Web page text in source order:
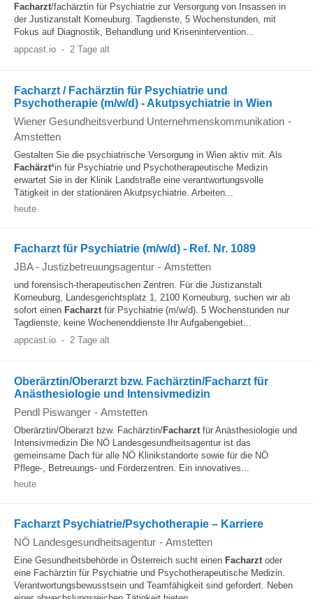
Facharzt/fachärztin für Psychiatrie zur Versorgung von Insassen in
der Justizanstalt Korneuburg. Tagdienste, 5 Wochenstunden, mit
Fokus auf Diagnostik, Behandlung und Krisenintervention...
appcast.io - 2 Tage alt
Facharzt / Fachärztin für Psychiatrie und
Psychotherapie (m/w/d) - Akutpsychiatrie in Wien
Wiener Gesundheitsverbund Unternehmenskommunikation -
Amstetten
Gestalten Sie die psychiatrische Versorgung in Wien aktiv mit. Als
Fachärzt*in für Psychiatrie und Psychotherapeutische Medizin
erwartet Sie in der Klinik Landstraße eine verantwortungsvolle
Tätigkeit in der stationären Akutpsychiatrie. Arbeiten...
heute
Facharzt für Psychiatrie (m/w/d) - Ref. Nr. 1089
JBA - Justizbetreuungsagentur - Amstetten
und forensisch-therapeutischen Zentren. Für die Justizanstalt
Korneuburg, Landesgerichtsplatz 1, 2100 Korneuburg, suchen wir ab
sofort einen Facharztfür Psychiatrie (m/w/d). 5 Wochenstunden nur
Tagdienste, keine Wochenenddienste Ihr Aufgabengebiet...
appcast.io - 2 Tage alt
Oberärztin/Oberarzt bzw. Fachärztin/Facharzt für
Anästhesiologie und Intensivmedizin
Pendl Piswanger - Amstetten
Oberärztin/Oberarzt bzw. Fachärztin/Facharztfür Anästhesiologie und
Intensivmedizin Die NÖ Landesgesundheitsagentur ist das
gemeinsame Dach für alle NÖ Klinikstandorte sowie für die NÖ
Pflege-, Betreuungs- und Förderzentren. Ein innovatives...
heute
Facharzt Psychiatrie/Psychotherapie – Karriere
NÖ Landesgesundheitsagentur - Amstetten
Eine Gesundheitsbehörde in Österreich sucht einen Facharztoder
eine Fachärztin für Psychiatrie und Psychotherapeutische Medizin.
Verantwortungsbewusstsein und Teamfähigkeit sind gefordert. Neben